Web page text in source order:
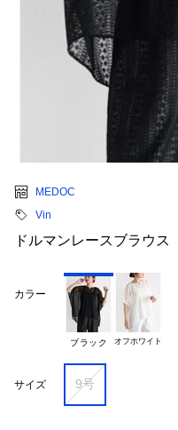
MEDOC
Vin
ドルマンレースブラウス
カラー
ブラック オフホワイト
サイズ 9号